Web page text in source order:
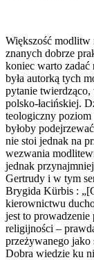
Większość modlitw
znanych dobrze
koniec warto zadać
była autorką tych
pytanie
polsko-łacińskiej.
teologiczny
byłoby
nie stoi jednak na
wezwania
jednak
Gertrudy i w tym
Brygida Kürbis :
kierownictwu
jest to
religijności –
przeżywanego jako
Dobra wiedzie ku